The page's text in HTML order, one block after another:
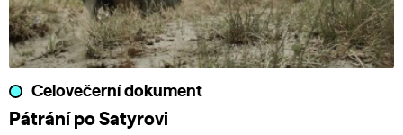
Celovečerní dokument
Pátrání po Satyrovi